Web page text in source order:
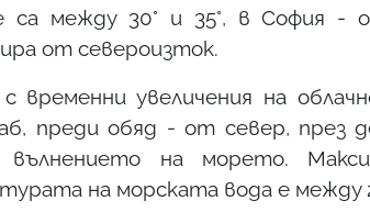
между 30° и 35°, в София -
от североизток.
увеличения на
преди обяд - от север, през
на морето.
на морската вода е между